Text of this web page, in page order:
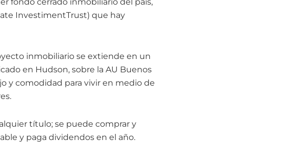
InvestimentTrust) que hay
inmobiliario se extiende en un
en Hudson, sobre la AU Buenos
y comodidad para vivir en medio de
título; se puede comprar y
y paga dividendos en el año.